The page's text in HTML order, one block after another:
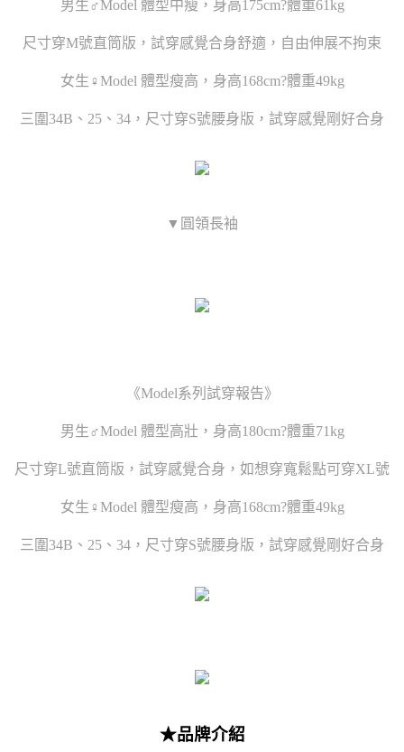
男生♂Model 體型中瘦，身高175cm?體重61kg
尺寸穿M號直筒版，試穿感覺合身舒適，自由伸展不拘束
女生♀Model 體型瘦高，身高168cm?體重49kg
三圍34B、25、34，尺寸穿S號腰身版，試穿感覺剛好合身
▼圓領長袖
《Model系列試穿報告》
男生♂Model 體型高壯，身高180cm?體重71kg
尺寸穿L號直筒版，試穿感覺合身，如想穿寬鬆點可穿XL號
女生♀Model 體型瘦高，身高168cm?體重49kg
三圍34B、25、34，尺寸穿S號腰身版，試穿感覺剛好合身
★品牌介紹